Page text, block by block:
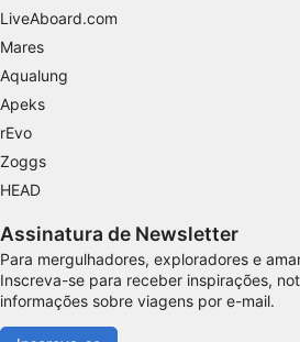
LiveAboard.com
Mares
Aqualung
Apeks
rEvo
Zoggs
HEAD
Assinatura de Newsletter
Para mergulhadores, exploradores e
Inscreva-se para receber inspirações,
informações sobre viagens por e-mail.
Desempenho
Funcional
Publicidade